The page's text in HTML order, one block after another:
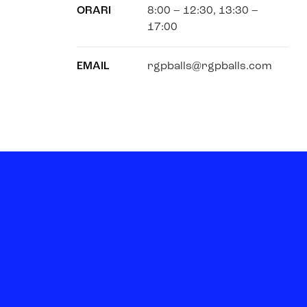
ORARI
8:00 – 12:30, 13:30 –
17:00
EMAIL rgpballs@rgpballs.com